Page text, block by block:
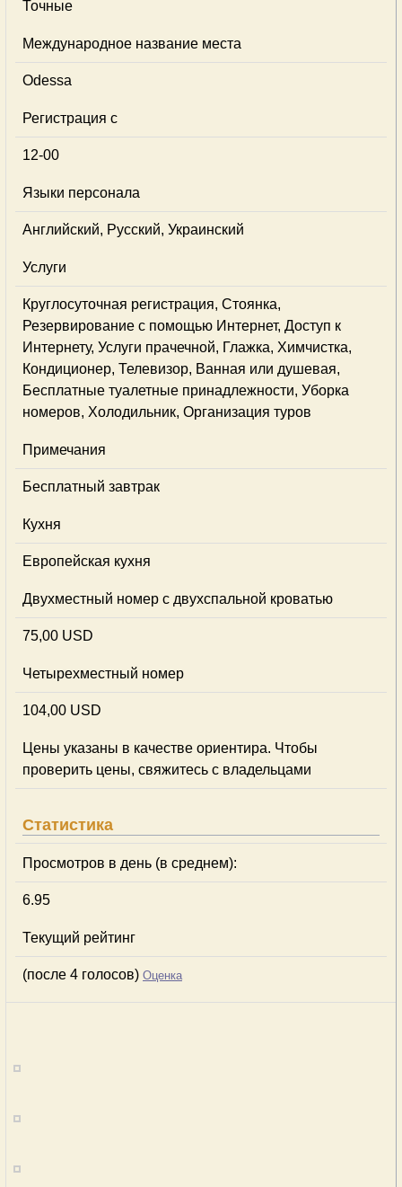
Точные
Международное название места
Odessa
Регистрация с
12-00
Языки персонала
Английский, Русский, Украинский
Услуги
Круглосуточная регистрация, Стоянка,
Резервирование с помощью Интернет, Доступ к
Интернету, Услуги прачечной, Глажка, Химчистка,
Кондиционер, Телевизор, Ванная или душевая,
Бесплатные туалетные принадлежности, Уборка
номеров, Холодильник, Организация туров
Примечания
Бесплатный завтрак
Кухня
Европейская кухня
Двухместный номер с двухспальной кроватью
75,00 USD
Четырехместный номер
104,00 USD
Цены указаны в качестве ориентира. Чтобы
проверить цены, свяжитесь с владельцами
Статистика
Просмотров в день (в среднем):
6.95
Текущий рейтинг
(после 4 голосов) Оценка